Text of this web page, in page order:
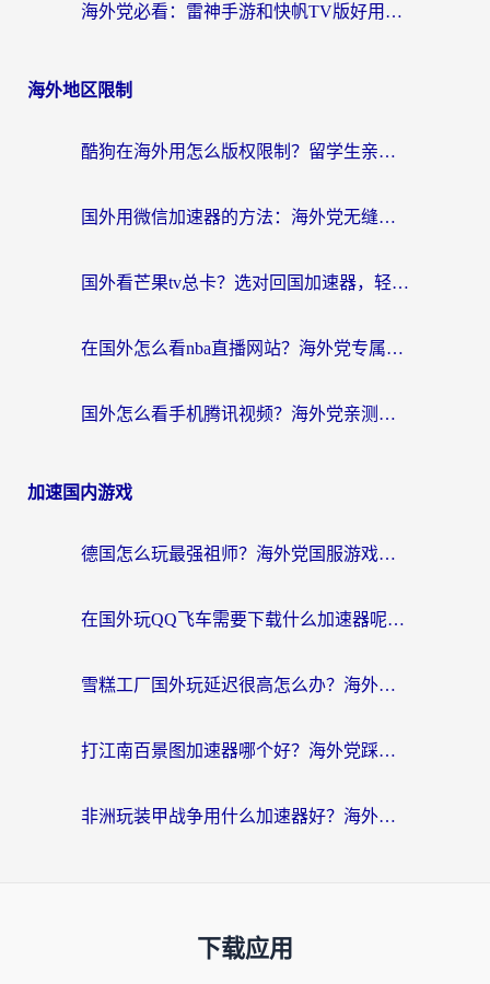
海外党必看：雷神手游和快帆TV版好用吗？3步选对回国加速器不踩坑
海外地区限制
酷狗在海外用怎么版权限制？留学生亲测：3步解决听国内音乐难题
国外用微信加速器的方法：海外党无缝连接国内生活的实用指南
国外看芒果tv总卡？选对回国加速器，轻松追《浪姐》不费劲
在国外怎么看nba直播网站？海外党专属体育观赛指南，告别地区限制！
国外怎么看手机腾讯视频？海外党亲测有效的追剧加速器选择指南
加速国内游戏
德国怎么玩最强祖师？海外党国服游戏加速器选择全攻略（附宝可梦Online实测）
在国外玩QQ飞车需要下载什么加速器呢？海外党亲测有效的国服游戏加速指南
雪糕工厂国外玩延迟很高怎么办？海外玩家国服游戏加速终极攻略（附实测推荐）
打江南百景图加速器哪个好？海外党踩坑N次后，终于找到不卡的秘诀
非洲玩装甲战争用什么加速器好？海外党亲测有效的国服游戏加速方案
下载应用